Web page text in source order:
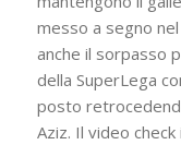
messo a segno
anche il sorpasso
della SuperLega
posto
Aziz. Il video